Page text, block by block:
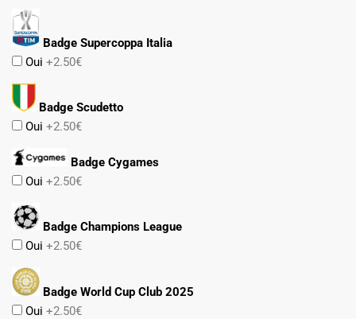
Badge Supercoppa Italia
Oui +2.50€
Badge Scudetto
Oui +2.50€
Badge Cygames
Oui +2.50€
Badge Champions League
Oui +2.50€
Badge World Cup Club 2025
Oui +2.50€